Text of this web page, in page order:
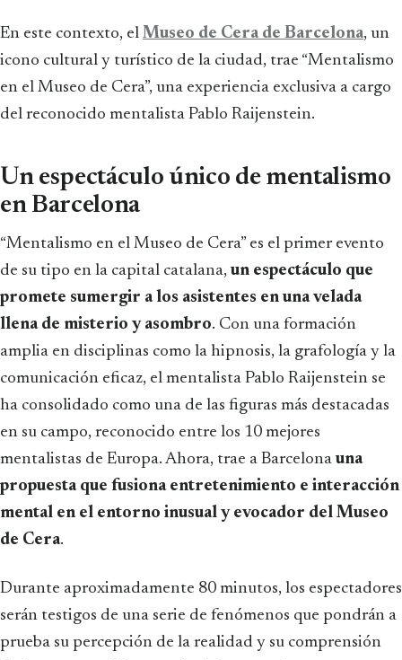
En este contexto, el Museo de Cera de Barcelona, un
icono cultural y turístico de la ciudad, trae “Mentalismo
en el Museo de Cera”, una experiencia exclusiva a cargo
del reconocido mentalista Pablo Raijenstein.
Un espectáculo único de mentalismo
en Barcelona
“Mentalismo en el Museo de Cera” es el primer evento
de su tipo en la capital catalana,un espectáculo que
promete sumergir a los asistentes en una velada
llena de misterio y asombro. Con una formación
amplia en disciplinas como la hipnosis, la grafología y la
comunicación eficaz, el mentalista Pablo Raijenstein se
ha consolidado como una de las figuras más destacadas
en su campo, reconocido entre los 10 mejores
mentalistas de Europa. Ahora, trae a Barcelonauna
propuesta que fusiona entretenimiento e interacción
mental en el entorno inusual y evocador del Museo
de Cera.
Durante aproximadamente 80 minutos, los espectadores
serán testigos de una serie de fenómenos que pondrán a
prueba su percepción de la realidad y su comprensión